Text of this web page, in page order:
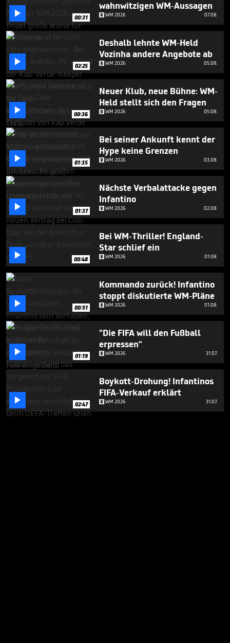
minutes,
seconds
 00:31
wahnwitzigen WM-Aussagen
WM 2026 07.08.
 02:25
Deshalb lehnte WM-Held
Vozinha andere Angebote ab
WM 2026 05.08.
 00:36
Neuer Klub, neue Bühne: WM-
Held stellt sich den Fragen
WM 2026 05.08.
 01:35
Bei seiner Ankunft kennt der
Hype keine Grenzen
WM 2026 03.08.
 01:37
Nächste Verbalattacke gegen
Infantino
WM 2026 02.08.
 00:48
Bei WM-Thriller! England-
Star schlief ein
WM 2026 01.08.
 00:51
Kommando zurück! Infantino
stoppt diskutierte WM-Pläne
WM 2026 01.08.
 01:19
"Die FIFA will den Fußball
erpressen"
WM 2026 31.07.
 02:47
Boykott-Drohung! Infantinos
FIFA-Verkauf erklärt
WM 2026 31.07.